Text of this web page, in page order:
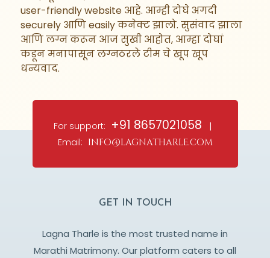
user-friendly website आहे. आम्ही दोघे अगदी
securely आणि easily कनेक्ट झालो. सुसंवाद झाला
आणि लग्न करून आज सुखी आहोत, आम्हा दोघां
कडून मनापासून लग्नठरले टीम चे खूप खूप
धन्यवाद.
For support: +91 8657021058 |
Email: info@lagnatharle.com
GET IN TOUCH
Lagna Tharle is the most trusted name in
Marathi Matrimony. Our platform caters to all